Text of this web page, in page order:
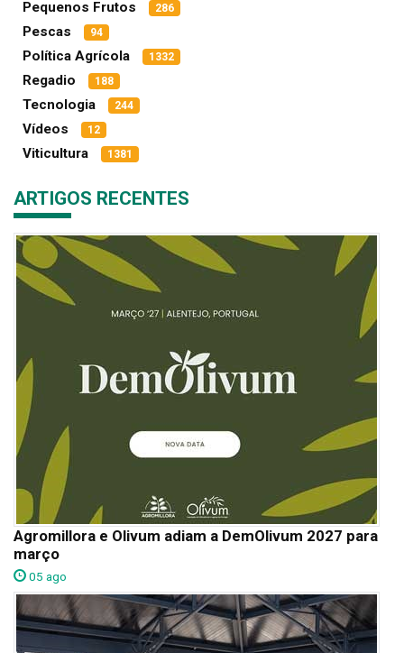
Pequenos Frutos 286
Pescas 94
Política Agrícola 1332
Regadio 188
Tecnologia 244
Vídeos 12
Viticultura 1381
ARTIGOS RECENTES
Agromillora e Olivum adiam a DemOlivum 2027 para
março
05 ago